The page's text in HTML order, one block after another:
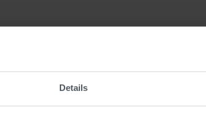
Details
HAUTNAH –